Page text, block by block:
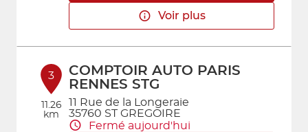
Voir plus
3
11.26
km
COMPTOIR AUTO PARIS
RENNES STG
11 Rue de la Longeraie
35760 ST GREGOIRE
Fermé aujourd'hui